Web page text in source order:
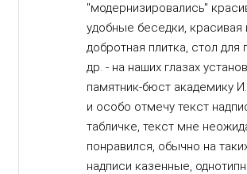
"модернизировались"
удобные беседки, красивая
добротная плитка, стол для
др. - на наших глазах
памятник-бюст академику
и особо отмечу текст
табличке, текст мне
понравился, обычно на
надписи казенные,